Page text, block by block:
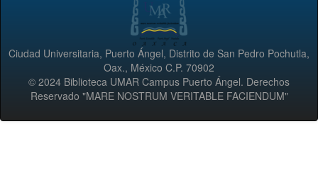
Ciudad Universitaria, Puerto Ángel, Distrito de San Pedro Pochutla,
Oax., México C.P. 70902
© 2024 Biblioteca UMAR Campus Puerto Ángel. Derechos
Reservado "MARE NOSTRUM VERITABLE FACIENDUM"